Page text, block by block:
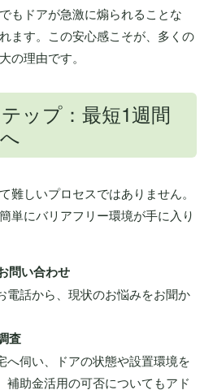
もドアが急激に煽られることな
ます。この安心感こそが、多くの
の理由です。
ップ：最短1週間
難しいプロセスではありません。
単にバリアフリー環境が手に入り
問い合わせ
電話から、現状のお悩みをお聞か
査
へ伺い、ドアの状態や設置環境を
補助金活用の可否についてもアド